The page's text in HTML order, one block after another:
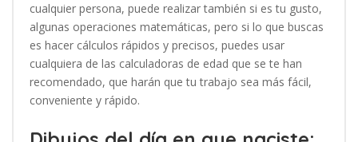
cualquier persona, puede realizar también si es tu gusto,
algunas operaciones matemáticas, pero si lo que buscas
es hacer cálculos rápidos y precisos, puedes usar
cualquiera de las calculadoras de edad que se te han
recomendado, que harán que tu trabajo sea más fácil,
conveniente y rápido.